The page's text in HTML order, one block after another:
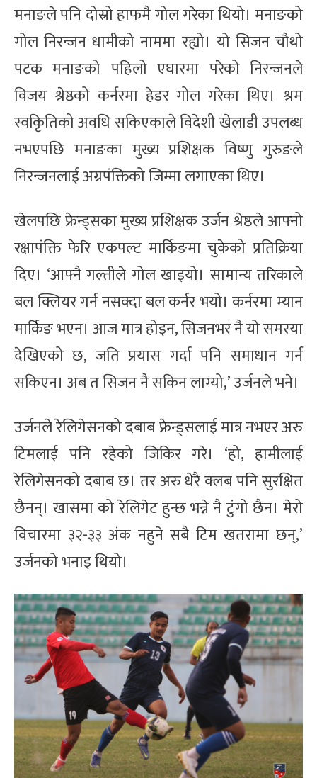
मनाङले पनि दोस्रो हाफमै गोल गरेका थियो। मनाङको
गोल निरन्जन धामीको नाममा रह्यो। यो सिजन चौथो
पटक मनाङको पहिलो एघारमा परेको निरन्जनले
विजय श्रेष्ठको कर्नरमा हेडर गोल गरेका थिए। श्रम
स्वकिृतिको अवधि सकिएकाले विदेशी खेलाडी उपलब्ध
नभएपछि मनाङका मुख्य प्रशिक्षक विष्णु गुरुङले
निरन्जनलाई अग्रपंक्तिको जिम्मा लगाएका थिए।
खेलपछि फ्रेन्ड्सका मुख्य प्रशिक्षक उर्जन श्रेष्ठले आफ्नो
रक्षापंक्ति फेरि एकपल्ट मार्किङमा चुकेको प्रतिक्रिया
दिए। ‘आफ्नै गल्तीले गोल खाइयो। सामान्य तरिकाले
बल क्लियर गर्न नसक्दा बल कर्नर भयो। कर्नरमा म्यान
मार्किङ भएन। आज मात्र होइन, सिजनभर नै यो समस्या
देखिएको छ, जति प्रयास गर्दा पनि समाधान गर्न
सकिएन। अब त सिजन नै सकिन लाग्यो,’ उर्जनले भने।
उर्जनले रेलिगेसनको दबाब फ्रेन्ड्सलाई मात्र नभएर अरु
टिमलाई पनि रहेको जिकिर गरे। ‘हो, हामीलाई
रेलिगेसनको दबाब छ। तर अरु धेरै क्लब पनि सुरक्षित
छैनन्। खासमा को रेलिगेट हुन्छ भन्ने नै टुंगो छैन। मेरो
विचारमा ३२-३३ अंक नहुने सबै टिम खतरामा छन्,’
उर्जनको भनाइ थियो।